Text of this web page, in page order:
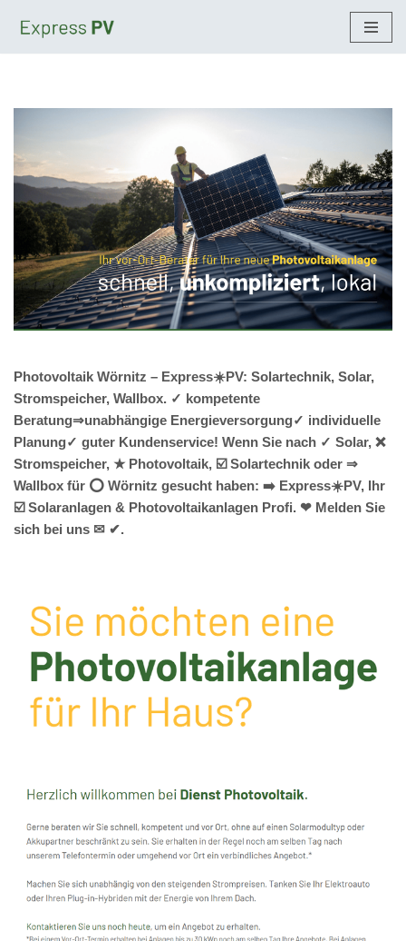
Photovoltaik Wörnitz – Express☀️PV️: Solartechnik, Solar,
Stromspeicher, Wallbox. ✓ kompetente
Beratung⇒unabhängige Energieversorgung✓ individuelle
Planung✓ guter Kundenservice! Wenn Sie nach ✓ Solar, ❌
Stromspeicher, ★ Photovoltaik, ☑️ Solartechnik oder ⇒
Wallbox für ⭕ Wörnitz gesucht haben: ➡️ Express☀️PV️, Ihr
☑️ Solaranlagen & Photovoltaikanlagen Profi. ❤ Melden Sie
sich bei uns ✉ ✔.